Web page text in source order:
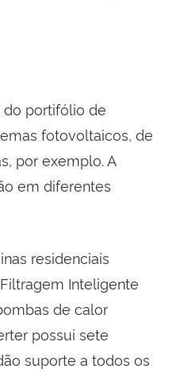
do portifólio de
fotovoltaicos, de
por exemplo. A
em diferentes
residenciais
Inteligente
de calor
possui sete
suporte a todos os